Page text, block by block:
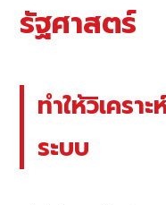
รัฐศาสตร์
ทำให้วิเครา
ระบบ